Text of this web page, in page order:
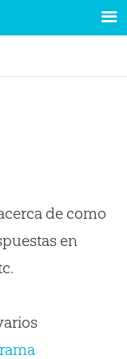
de como
en